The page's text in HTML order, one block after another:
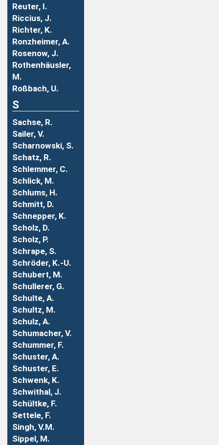
Reuter, I.
Riccius, J.
Richter, K.
Ronzheimer, A.
Rosenow, J.
Rothenhäusler,
M.
Roßbach, U.
S
Sachse, R.
Sailer, V.
Scharnowski, S.
Schatz, R.
Schlemmer, C.
Schlick, M.
Schlums, H.
Schmitt, D.
Schnepper, K.
Scholz, D.
Scholz, P.
Schrape, S.
Schröder, K.-U.
Schubert, M.
Schullerer, G.
Schulte, A.
Schultz, M.
Schulz, A.
Schumacher, V.
Schummer, F.
Schuster, A.
Schuster, E.
Schwenk, K.
Schwithal, J.
Schültke, F.
Settele, F.
Singh, V.M.
Sippel, M.